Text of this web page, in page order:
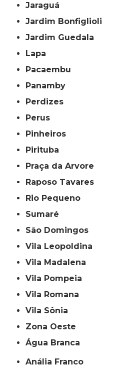
Jaraguá
Jardim Bonfiglioli
Jardim Guedala
Lapa
Pacaembu
Panamby
Perdizes
Perus
Pinheiros
Pirituba
Praça da Arvore
Raposo Tavares
Rio Pequeno
Sumaré
São Domingos
Vila Leopoldina
Vila Madalena
Vila Pompeia
Vila Romana
Vila Sônia
Zona Oeste
Água Branca
Anália Franco